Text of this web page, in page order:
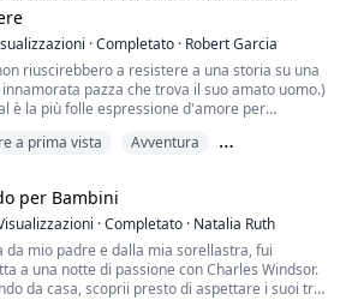
·Completato · Robert Garcia
riuscirebbero a resistere a una storia su una
pazza che trova il suo amato uomo.)
è la più folle espressione d'amore per
per farlo appartenere a sé per
un giorno è scomparso nel nulla.
un invito.
ciò che ti è più prezioso?
a prima vista
Avventura
per Bambini
·Completato · Natalia Ruth
da mio padre e dalla mia sorellastra, fui
a una notte di passione con Charles Windsor.
da casa, scoprii presto di aspettare i suoi tre